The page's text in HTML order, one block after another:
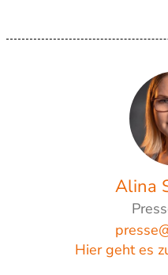
Alina
Hier geht es